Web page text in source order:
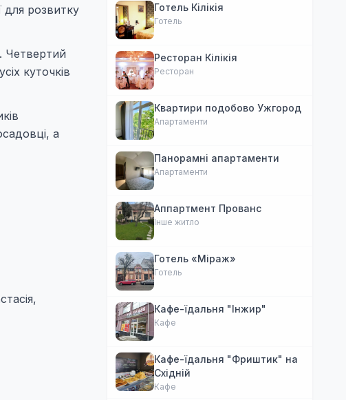
для розвитку
Четвертий
куточків
а
Готель Кілікія
Готель
Ресторан Кілікія
Ресторан
Квартири подобово Ужгород
Апартаменти
Панорамні апартаменти
Апартаменти
Аппартмент Прованс
Інше житло
Готель «Міраж»
Готель
Кафе-їдальня "Інжир"
Кафе
Кафе-їдальня "Фриштик" на
Східній
Кафе